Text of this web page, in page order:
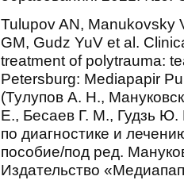
Tulupov AN, Manukovsky
GM, Gudz YuV et al.
treatment of polytrauma:
Petersburg: Mediapapir
(Тулупов А. Н.,
Е., Бесаев Г. М., Гудзь
по диагностике и
пособие/под ред.
Издательство